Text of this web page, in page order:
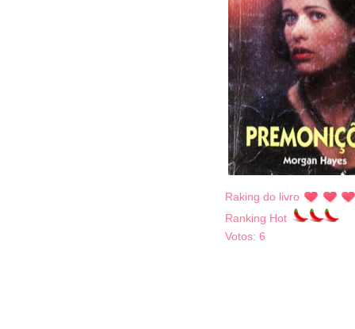
Raking do livro
Ranking Hot
Votos: 6